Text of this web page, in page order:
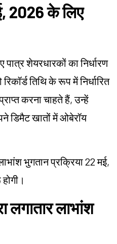
2026 के लिए
शेयरधारकों का निर्धारण
तिथि के रूप में निर्धारित
करना चाहते हैं, उन्हें
डिमैट खातों में ओबेरॉय
भुगतान प्रक्रिया 22 मई,
लगातार लाभांश